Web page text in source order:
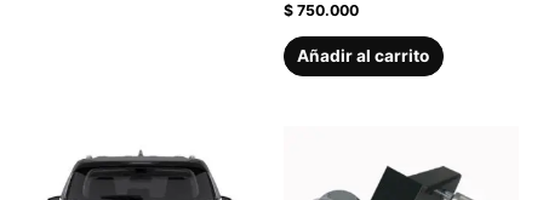
$ 750.000
Añadir al carrito